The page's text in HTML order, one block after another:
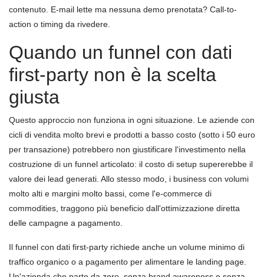
contenuto. E-mail lette ma nessuna demo prenotata? Call-to-
action o timing da rivedere.
Quando un funnel con dati
first-party non è la scelta
giusta
Questo approccio non funziona in ogni situazione. Le aziende con
cicli di vendita molto brevi e prodotti a basso costo (sotto i 50 euro
per transazione) potrebbero non giustificare l'investimento nella
costruzione di un funnel articolato: il costo di setup supererebbe il
valore dei lead generati. Allo stesso modo, i business con volumi
molto alti e margini molto bassi, come l'e-commerce di
commodities, traggono più beneficio dall'ottimizzazione diretta
delle campagne a pagamento.
Il funnel con dati first-party richiede anche un volume minimo di
traffico organico o a pagamento per alimentare le landing page.